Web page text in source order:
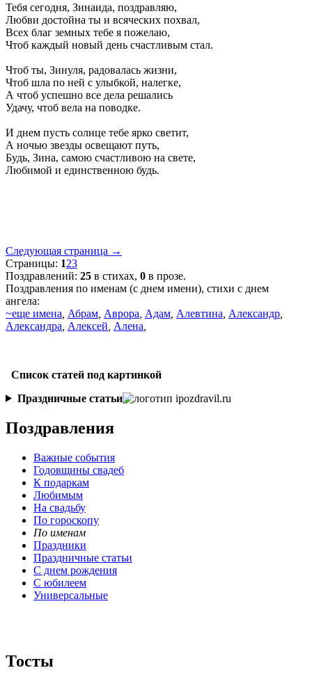
Тебя сегодня, Зинаида, поздравляю,
Любви достойна ты и всяческих похвал,
Всех благ земных тебе я пожелаю,
Чтоб каждый новый день счастливым стал.
Чтоб ты, Зинуля, радовалась жизни,
Чтоб шла по ней с улыбкой, налегке,
А чтоб успешно все дела решались
Удачу, чтоб вела на поводке.
И днем пусть солнце тебе ярко светит,
А ночью звезды освещают путь,
Будь, Зина, самою счастливою на свете,
Любимой и единственною будь.
Следующая страница →
Страницы: 123
Поздравлений: 25 в стихах, 0 в прозе.
Поздравления по именам (с днем имени), стихи с днем
ангела:
~еще имена Абрам Аврора Адам Алевтина Александр
Александра Алексей Алена
Список статей под картинкой
Праздничные статьи
Поздравления
Важные события
Годовщины свадеб
К подаркам
Любимым
На свадьбу
По гороскопу
По именам
Праздники
Праздничные статьи
С днем рождения
С юбилеем
Универсальные
Тосты